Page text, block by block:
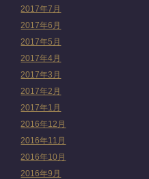
2017年7月
2017年6月
2017年5月
2017年4月
2017年3月
2017年2月
2017年1月
2016年12月
2016年11月
2016年10月
2016年9月